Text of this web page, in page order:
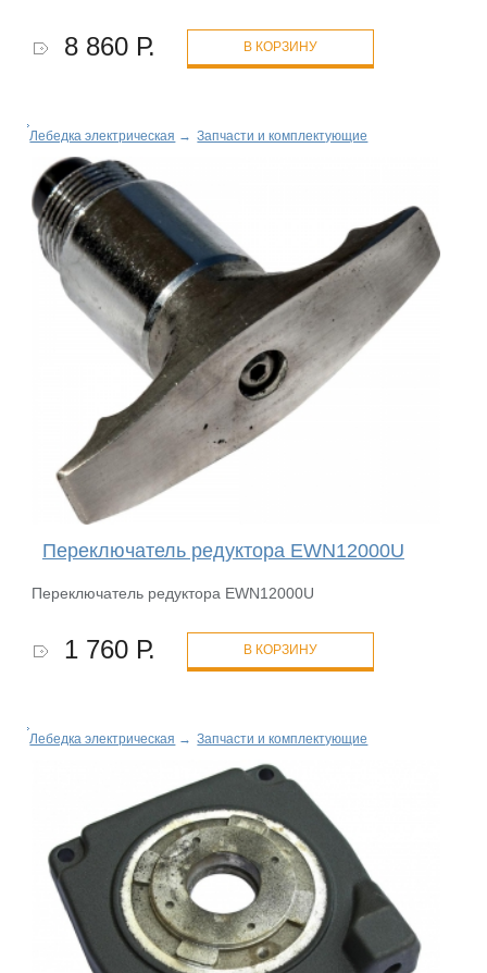
8 860 Р. В КОРЗИНУ
Лебедка электрическая → Запчасти и комплектующие
Переключатель редуктора EWN12000U
Переключатель редуктора EWN12000U
1 760 Р. В КОРЗИНУ
Лебедка электрическая → Запчасти и комплектующие